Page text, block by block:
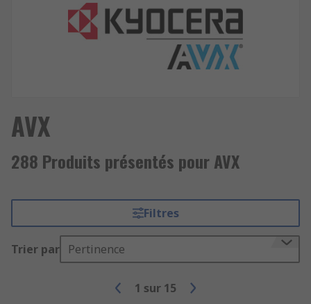
AVX
288 Produits présentés pour AVX
Filtres
Trier par Pertinence
1 sur 15